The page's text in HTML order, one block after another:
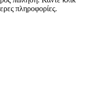
πληροφορίες.